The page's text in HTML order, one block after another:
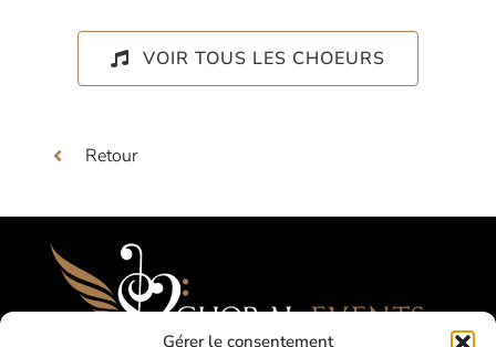
Gérer le consentement
VOIR TOUS LES CHOEURS
Retour